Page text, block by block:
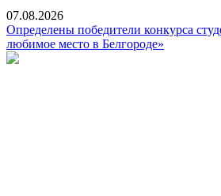
07.08.2026
Определены победители конкурса
любимое место в Белгороде»